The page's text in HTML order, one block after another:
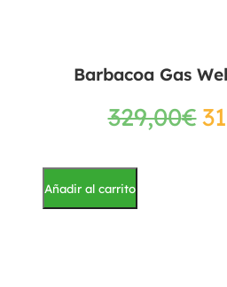
Barbacoa Gas
329,00€
Añadir al carrito